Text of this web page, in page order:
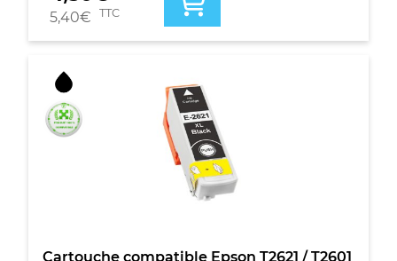
Premium
G&G
Epson
T2621
/
T2601
(Série
5,40€ TTC
Cartouche compatible Epson T2621 / T2601